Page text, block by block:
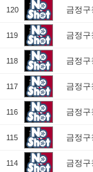
120 금정구
119 금정구
118 금정구
117 금정구
116 금정구
115 금정구
114 금정구